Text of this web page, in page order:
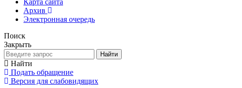
Архив
Электронная очередь
Поиск
Закрыть
Найти
Найти
Подать обращение
Версия для слабовидящих